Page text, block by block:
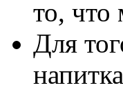
то,
Для